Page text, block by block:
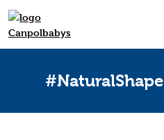
#NaturalShape